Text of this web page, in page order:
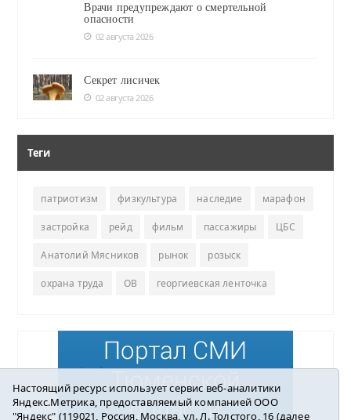
Врачи предупреждают о смертельной
опасности
02 августа 2026
Секрет лисичек
02 августа 2026
Теги
патриотизм физкультура наследие марафон
застройка рейд фильм пассажиры ЦБС
Анатолий Мясников рынок розыск
охрана труда ОВ георгиевская ленточка
Настоящий ресурс использует сервис веб-аналитики
Яндекс.Метрика, предоставляемый компанией ООО
"Яндекс" (119021, Россия, Москва, ул. Л. Толстого, 16 (далее